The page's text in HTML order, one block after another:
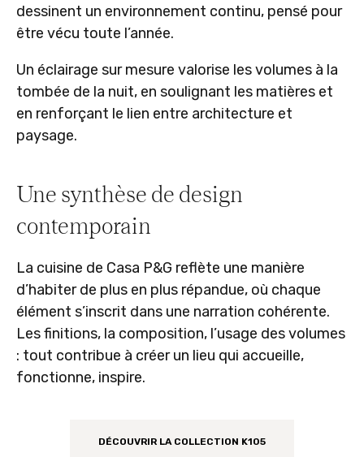
dessinent un environnement continu, pensé pour
être vécu toute l’année.
Un éclairage sur mesure valorise les volumes à la
tombée de la nuit, en soulignant les matières et
en renforçant le lien entre architecture et
paysage.
Une synthèse de design
contemporain
La cuisine de Casa P&G reflète une manière
d’habiter de plus en plus répandue, où chaque
élément s’inscrit dans une narration cohérente.
Les finitions, la composition, l’usage des volumes
: tout contribue à créer un lieu qui accueille,
fonctionne, inspire.
DÉCOUVRIR LA COLLECTION K105